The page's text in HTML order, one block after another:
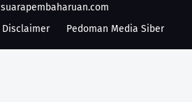
suarapembaharuan.com
Disclaimer Pedoman Media Siber